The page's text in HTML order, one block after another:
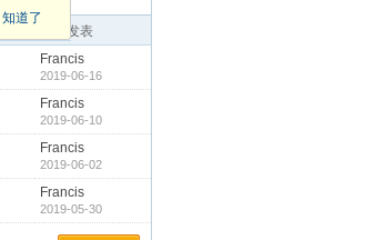
知道了
最后发表
Francis
2019-06-16
Francis
2019-06-10
Francis
2019-06-02
Francis
2019-05-30